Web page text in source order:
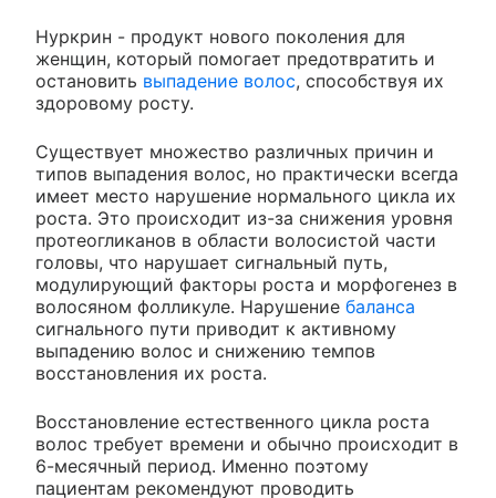
Нуркрин - продукт нового поколения для
женщин, который помогает предотвратить и
остановить выпадение волос, способствуя их
здоровому росту.
Существует множество различных причин и
типов выпадения волос, но практически всегда
имеет место нарушение нормального цикла их
роста. Это происходит из-за снижения уровня
протеогликанов в области волосистой части
головы, что нарушает сигнальный путь,
модулирующий факторы роста и морфогенез в
волосяном фолликуле. Нарушение баланса
сигнального пути приводит к активному
выпадению волос и снижению темпов
восстановления их роста.
Восстановление естественного цикла роста
волос требует времени и обычно происходит в
6-месячный период. Именно поэтому
пациентам рекомендуют проводить